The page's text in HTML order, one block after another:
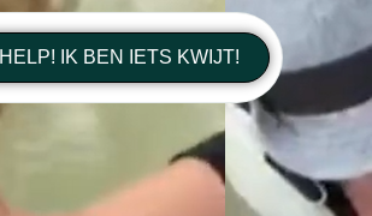
HELP! IK BEN IETS KWIJT!